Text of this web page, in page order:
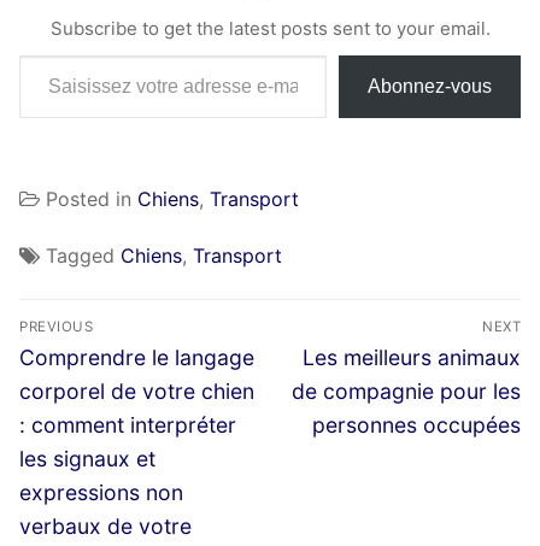
Subscribe to get the latest posts sent to your email.
Saisissez votre adresse e-mail…
Abonnez-vous
Posted in Chiens, Transport
Tagged Chiens, Transport
Navigation
de
l’article
PREVIOUS
Previous
post:
Comprendre le langage
corporel de votre chien
: comment interpréter
les signaux et
expressions non
verbaux de votre
NEXT
Next
post:
Les meilleurs animaux
de compagnie pour les
personnes occupées